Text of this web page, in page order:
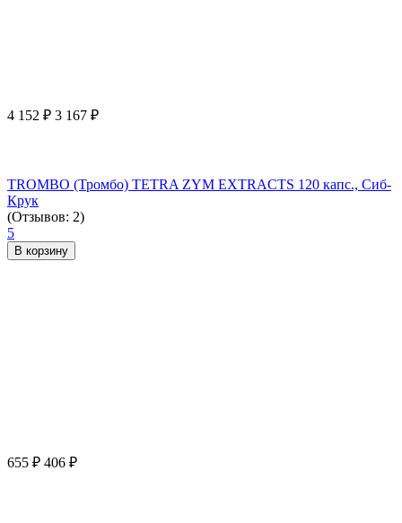
4 152 ₽ 3 167 ₽
TROMBO (Тромбо) TETRA ZYM EXTRACTS 120 капс., Сиб-
Крук
(Отзывов: 2)
5
В корзину
655 ₽ 406 ₽